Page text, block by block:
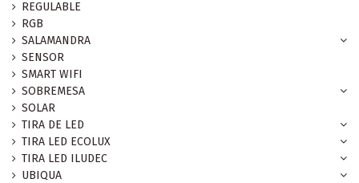
REGULABLE
RGB
SALAMANDRA
SENSOR
SMART WIFI
SOBREMESA
SOLAR
TIRA DE LED
TIRA LED ECOLUX
TIRA LED ILUDEC
UBIQUA